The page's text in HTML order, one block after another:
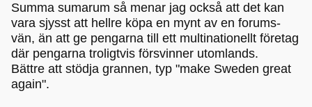
Summa sumarum så menar jag också att det kan
vara sjysst att hellre köpa en mynt av en forums-
vän, än att ge pengarna till ett multinationellt företag
där pengarna troligtvis försvinner utomlands.
Bättre att stödja grannen, typ "make Sweden great
again".